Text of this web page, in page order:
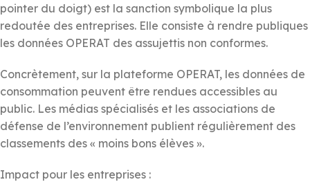
pointer du doigt) est la sanction symbolique la plus
redoutée des entreprises. Elle consiste à rendre publiques
les données OPERAT des assujettis non conformes.
Concrètement, sur la plateforme OPERAT, les données de
consommation peuvent être rendues accessibles au
public. Les médias spécialisés et les associations de
défense de l’environnement publient régulièrement des
classements des « moins bons élèves ».
Impact pour les entreprises :